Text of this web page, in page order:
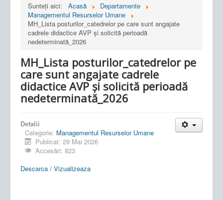
Sunteți aici:
Acasă
Departamente
Managementul Resurselor Umane
MH_Lista posturilor_catedrelor pe care sunt angajate
cadrele didactice AVP și solicită perioadă
nedeterminată_2026
MH_Lista posturilor_catedrelor pe
care sunt angajate cadrele
didactice AVP și solicită perioadă
nedeterminată_2026
Detalii
Categorie: Managementul Resurselor Umane
Publicat: 29 Mai 2026
Accesări: 823
Descarca / Vizualizeaza